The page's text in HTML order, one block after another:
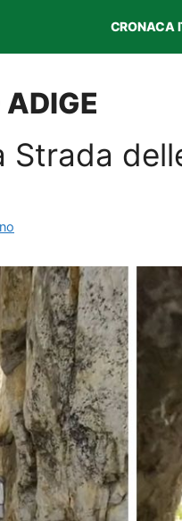
CRONACA
Strada